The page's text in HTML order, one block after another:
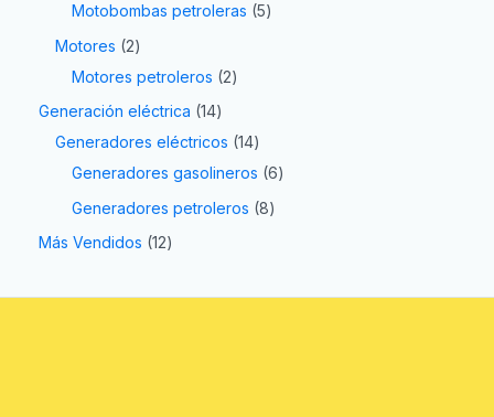
Motobombas petroleras 5
Motores
2
Motores petroleros
2
Generación eléctrica 14
Generadores eléctricos 14
Generadores gasolineros 6
Generadores petroleros 8
Más Vendidos 12